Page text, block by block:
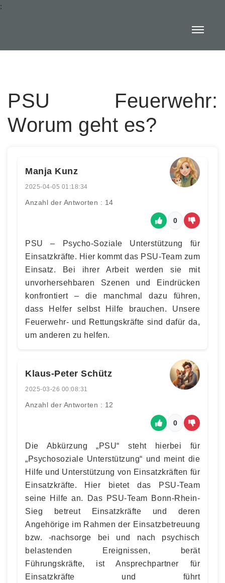
:
PSU Feuerwehr:
Worum geht es?
Manja Kunz
2025-04-05 01:18:34
Anzahl der Antworten : 14
0
PSU – Psycho-Soziale Unterstützung für
Einsatzkräfte. Hier kommt das PSU-Team zum
Einsatz. Bei ihrer Arbeit werden sie mit
unvorhersehbaren Szenen und Eindrücken
konfrontiert – die manchmal dazu führen,
dass Helfer selbst Hilfe brauchen. Unsere
Feuerwehr- und Rettungskräfte sind dafür da,
um anderen zu helfen.
Klaus-Peter Schütz
2025-03-26 00:08:31
Anzahl der Antworten : 12
0
Die Abkürzung „PSU“ steht hierbei für
„Psychosoziale Unterstützung“ und meint die
Hilfe und Unterstützung von Einsatzkräften für
Einsatzkräfte. Hier bietet das PSU-Team
seine Hilfe an. Das PSU-Team Bonn-Rhein-
Sieg betreut Einsatzkräfte und deren
Angehörige im Rahmen der Einsatzbetreuung
bzw. -nachsorge bei und nach psychisch
belastenden Ereignissen, berät
Führungskräfte, ist Ansprechpartner für
Einsatzkräfte und führt